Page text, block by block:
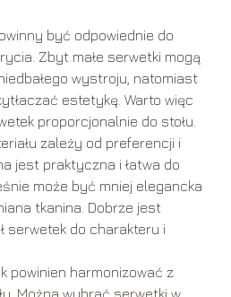
być odpowiednie do
Zbyt małe serwetki mogą
wystroju, natomiast
estetykę. Warto więc
proporcjonalnie do stołu.
zależy od preferencji i
jest praktyczna i łatwa do
może być mniej elegancka
tkanina. Dobrze jest
serwetek do charakteru i
powinien harmonizować z
Można wybrać serwetki w